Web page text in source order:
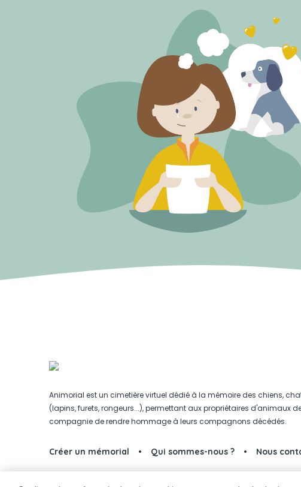
Animorial est un cimetière virtuel dédié à la mémoire des chiens,
(lapins, furets, rongeurs...), permettant aux propriétaires d'animaux
compagnie de rendre hommage à leurs compagnons décédés.
Créer un mémorial Qui sommes-nous ? Nous